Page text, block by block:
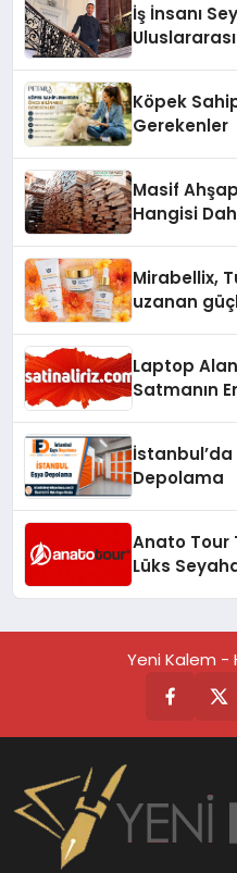
İş İnsanı
Köpek
Gerekenler
Masif
Hangisi
Mirabellix,
uzanan
Laptop
Satmanın
İstanbul’da
Depolama
Anato Tour
Lüks
Yeni Kalem -